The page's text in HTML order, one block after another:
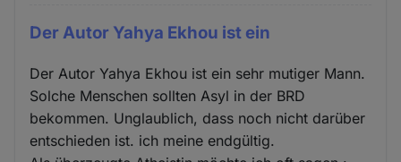
Der Autor Yahya Ekhou ist ein
Der Autor Yahya Ekhou ist ein sehr mutiger Mann.
Solche Menschen sollten Asyl in der BRD
bekommen. Unglaublich, dass noch nicht darüber
entschieden ist. ich meine endgültig.